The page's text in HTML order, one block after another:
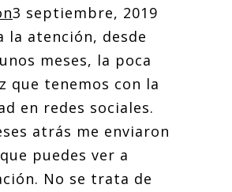
3 septiembre, 2019
la atención, desde
meses, la poca
que tenemos con la
en redes sociales.
atrás me enviaron
puedes ver a
No se trata de